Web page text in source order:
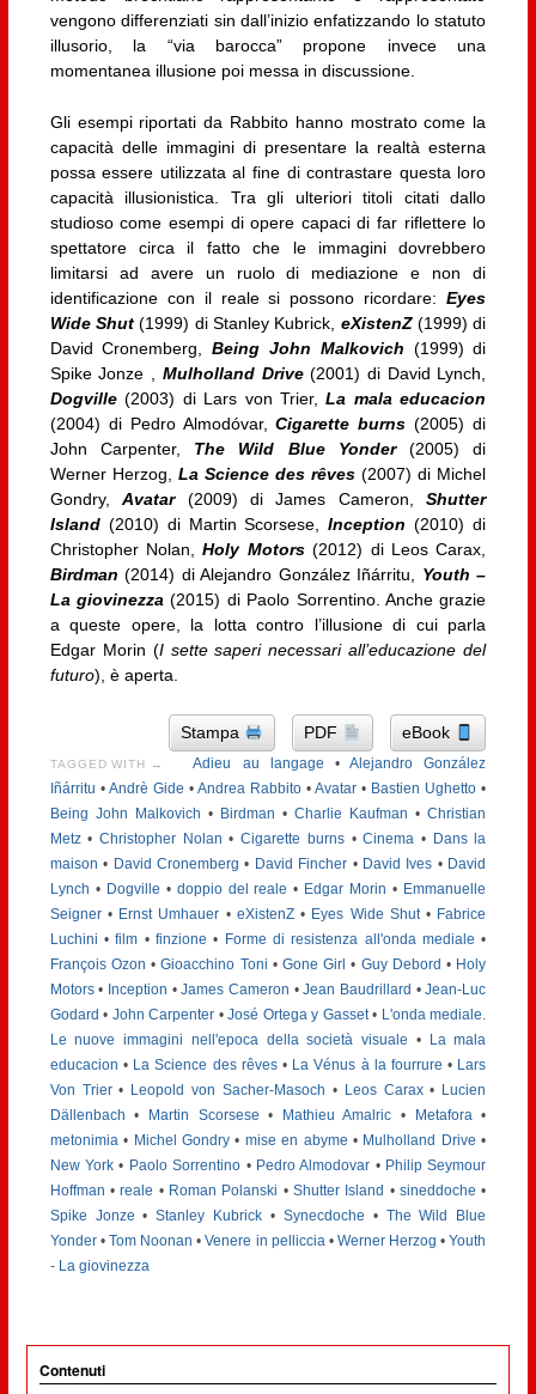
vengono differenziati sin dall’inizio enfatizzando lo statuto
illusorio, la “via barocca” propone invece una
momentanea illusione poi messa in discussione.
Gli esempi riportati da Rabbito hanno mostrato come la
capacità delle immagini di presentare la realtà esterna
possa essere utilizzata al fine di contrastare questa loro
capacità illusionistica. Tra gli ulteriori titoli citati dallo
studioso come esempi di opere capaci di far riflettere lo
spettatore circa il fatto che le immagini dovrebbero
limitarsi ad avere un ruolo di mediazione e non di
identificazione con il reale si possono ricordare: Eyes
Wide Shut (1999) di Stanley Kubrick, eXistenZ(1999) di
David Cronemberg,
Being John Malkovich (1999) di
Spike Jonze , Mulholland Drive(2001) di David Lynch,
Dogville (2003) di Lars von Trier,La mala educacion
(2004) di Pedro Almodóvar, Cigarette burns (2005) di
John Carpenter,
The Wild Blue Yonder(2005) di
Werner Herzog, La Science des rêves (2007) di Michel
Gondry,Avatar (2009) di James Cameron,Shutter
Island(2010) di Martin Scorsese,Inception (2010) di
Christopher Nolan,Holy Motors(2012) di Leos Carax,
Birdman (2014) di Alejandro González Iñárritu, Youth –
La giovinezza (2015) di Paolo Sorrentino. Anche grazie
a queste opere, la lotta contro l’illusione di cui parla
Edgar Morin (I sette saperi necessari all’educazione del
futuro), è aperta.
Stampa PDF eBook
TAGGED WITH → Adieu au langage •Alejandro González
Iñárritu • Andrè Gide • Andrea Rabbito •Avatar • Bastien Ughetto •
Being John Malkovich • Birdman •Charlie Kaufman •Christian
Metz•Christopher Nolan •Cigarette burns•Cinema • Dans la
maison • David Cronemberg • David Fincher • David Ives • David
Lynch • Dogville • doppio del reale • Edgar Morin • Emmanuelle
Seigner• Ernst Umhauer • eXistenZ• Eyes Wide Shut• Fabrice
Luchini •film •finzione • Forme di resistenza all'onda mediale •
François Ozon •Gioacchino Toni •Gone Girl • Guy Debord • Holy
Motors• Inception •James Cameron •Jean Baudrillard •Jean-Luc
Godard • John Carpenter •José Ortega y Gasset• L'onda mediale.
Le nuove immagini nell'epoca della società visuale •
La mala
educacion • La Science des rêves• La Vénus à la fourrure • Lars
Von Trier• Leopold von Sacher-Masoch • Leos Carax• Lucien
Dällenbach • Martin Scorsese • Mathieu Amalric • Metafora•
metonimia• Michel Gondry• mise en abyme • Mulholland Drive •
New York • Paolo Sorrentino • Pedro Almodovar • Philip Seymour
Hoffman •reale • Roman Polanski •Shutter Island • sineddoche •
Spike Jonze •Stanley Kubrick • Synecdoche • The Wild Blue
Yonder• Tom Noonan •Venere in pelliccia• Werner Herzog •Youth
- La giovinezza
Contenuti